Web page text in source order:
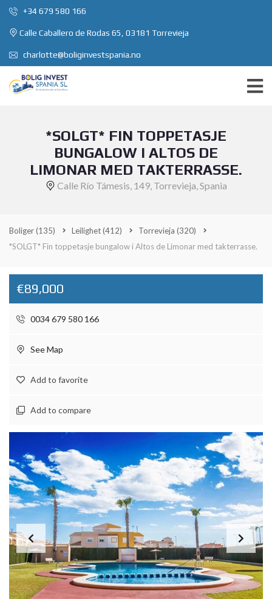
+34 679 580 166
Calle Caballero de Rodas 65, 03181 Torrevieja
charlotte@boliginvestspania.no
*SOLGT* FIN TOPPETASJE
BUNGALOW I ALTOS DE
LIMONAR MED TAKTERRASSE.
Calle Río Támesis, 149, Torrevieja, Spania
Boliger(135) Leilighet(412) Torrevieja (320)
*SOLGT* Fin toppetasje bungalow i Altos de Limonar med takterrasse.
€89,000
0034 679 580 166
See Map
Add to favorite
Add to compare